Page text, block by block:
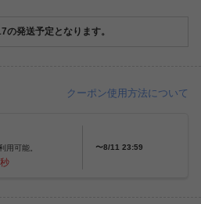
の発送予定となります。
クーポン使用方法について
用可能。
秒
〜8/11 23:59